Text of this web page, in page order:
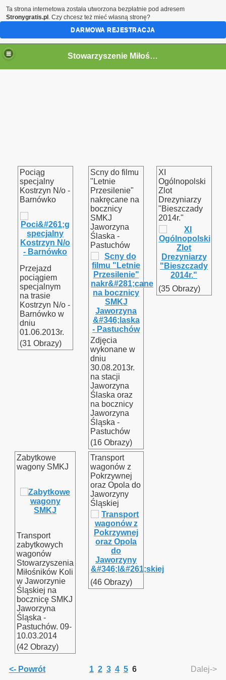
Stowarzyszenie Miłośników Kolei w Jaworzynie Śląskiej.
Pociąg
specjalny
Kostrzyn N/o -
Barnówko
Przejazd
pociągiem
specjalnym
na trasie
Kostrzyn N/o -
Barnówko w
dniu
01.06.2013r.
(31 Obrazy)
Scny do filmu
"Letnie
Przesilenie"
nakręcane na
bocznicy
SMKJ
Jaworzyna
Ślaska -
Pastuchów
Zdjęcia
wykonane w
dniu
30.08.2013r.
na stacji
Jaworzyna
Ślaska oraz
na bocznicy
Jaworzyna
Śląska -
Pastuchów
(16 Obrazy)
XI
Ogólnopolski
Zlot
Drezyniarzy
"Bieszczady
2014r."
(35 Obrazy)
Zabytkowe
wagony SMKJ
Transport
zabytkowych
wagonów
Stowarzyszenia
Miłośników Koli
w Jaworzynie
Śląskiej na
bocznicę SMKJ
Jaworzyna
Śląska -
Pastuchów. 09-
10.03.2014
(42 Obrazy)
Transport
wagonów z
Pokrzywnej
oraz Opola do
Jaworzyny
Śląskiej
(46 Obrazy)
<- Powrót 1 2 3 4 5 6 Dalej->
2014r. „
"Historia i Współczesność"
dawnej magistrali kolejowej Berlin - Wrocław w
Śląska - Kamieniec Ząbkowicki - Nysa oraz Nysa
do Pastuchowa
Ta strona internetowa została utworzona bezpłatnie pod adresem
Stronygratis.pl . Czy chcesz też mieć własną stronę?
DARMOWA REJESTRACJA